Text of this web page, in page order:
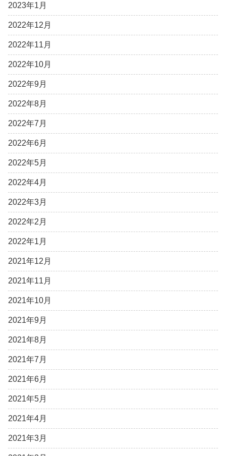
2023年1月
2022年12月
2022年11月
2022年10月
2022年9月
2022年8月
2022年7月
2022年6月
2022年5月
2022年4月
2022年3月
2022年2月
2022年1月
2021年12月
2021年11月
2021年10月
2021年9月
2021年8月
2021年7月
2021年6月
2021年5月
2021年4月
2021年3月